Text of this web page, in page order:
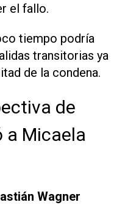
el fallo.
tiempo podría
transitorias ya
de la condena.
de
a Micaela
Wagner